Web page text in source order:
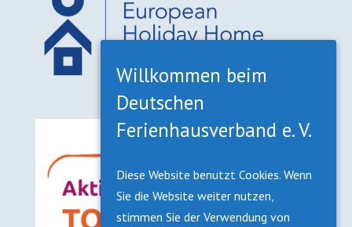
Willkommen beim
Deutschen
Ferienhausverband e. V.
Diese Website benutzt Cookies. Wenn
Sie die Website weiter nutzen,
stimmen Sie der Verwendung von